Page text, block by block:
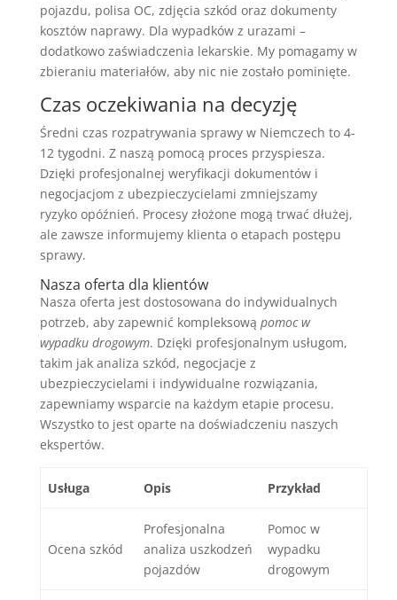
pojazdu, polisa OC, zdjęcia szkód oraz dokumenty
kosztów naprawy. Dla wypadków z urazami –
dodatkowo zaświadczenia lekarskie. My pomagamy w
zbieraniu materiałów, aby nic nie zostało pominięte.
Czas oczekiwania na decyzję
Średni czas rozpatrywania sprawy w Niemczech to 4-
12 tygodni. Z naszą pomocą proces przyspiesza.
Dzięki profesjonalnej weryfikacji dokumentów i
negocjacjom z ubezpieczycielami zmniejszamy
ryzyko opóźnień. Procesy złożone mogą trwać dłużej,
ale zawsze informujemy klienta o etapach postępu
sprawy.
Nasza oferta dla klientów
Nasza oferta jest dostosowana do indywidualnych
potrzeb, aby zapewnić kompleksową pomoc w
wypadku drogowym. Dzięki profesjonalnym usługom,
takim jak analiza szkód, negocjacje z
ubezpieczycielami i indywidualne rozwiązania,
zapewniamy wsparcie na każdym etapie procesu.
Wszystko to jest oparte na doświadczeniu naszych
ekspertów.
Usługa Opis Przykład
Ocena szkód
Profesjonalna
analiza uszkodzeń
pojazdów
Pomoc w
wypadku
drogowym